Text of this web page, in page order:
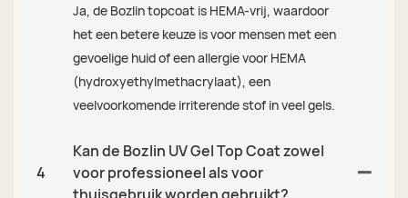
Ja, de Bozlin topcoat is HEMA-vrij, waardoor
het een betere keuze is voor mensen met een
gevoelige huid of een allergie voor HEMA
(hydroxyethylmethacrylaat), een
veelvoorkomende irriterende stof in veel gels.
4
Kan de Bozlin UV Gel Top Coat zowel
voor professioneel als voor